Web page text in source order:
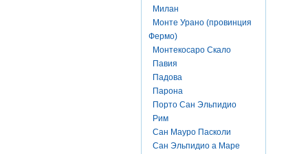
Милан
Монте Урано (провинция
Фермо)
Монтекосаро Скало
Павия
Падова
Парона
Порто Сан Эльпидио
Рим
Сан Мауро Пасколи
Сан Эльпидио а Маре